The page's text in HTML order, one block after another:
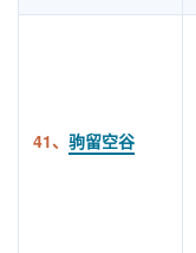
41、 驹留空谷